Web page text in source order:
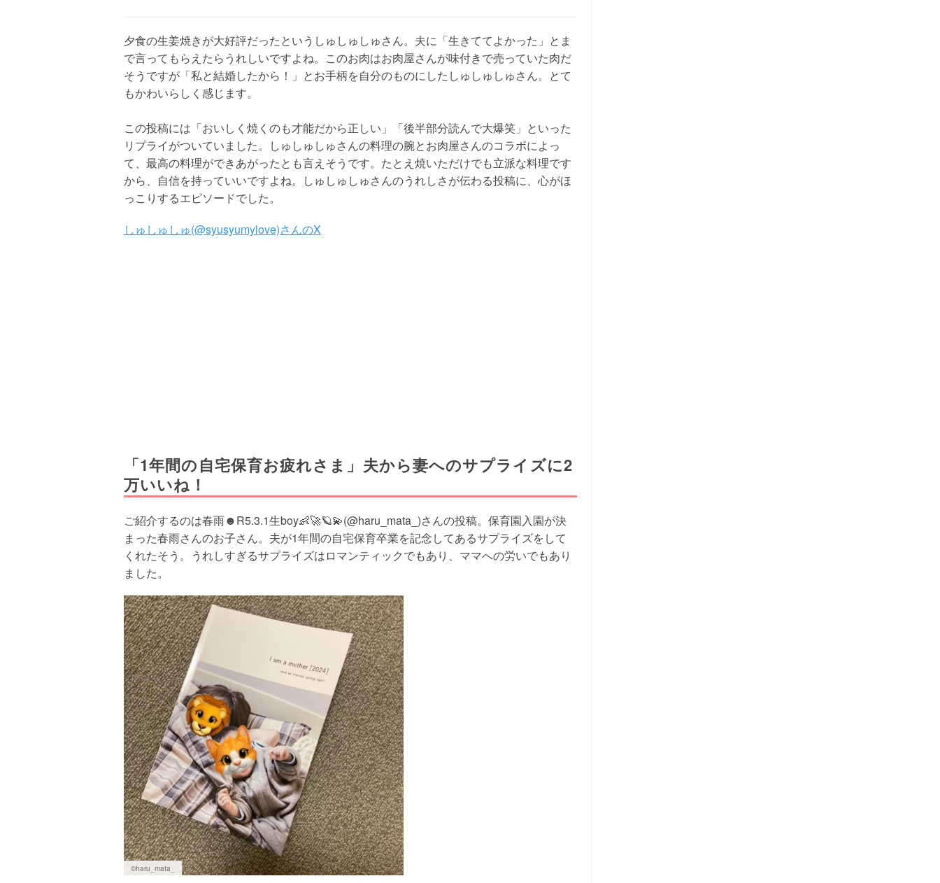
夕食の生姜焼きが大好評だったというしゅしゅしゅさん。夫に「生きててよかった」とま
で言ってもらえたらうれしいですよね。このお肉はお肉屋さんが味付きで売っていた肉だ
そうですが「私と結婚したから！」とお手柄を自分のものにしたしゅしゅしゅさん。とて
もかわいらしく感じます。
この投稿には「おいしく焼くのも才能だから正しい」「後半部分読んで大爆笑」といった
リプライがついていました。しゅしゅしゅさんの料理の腕とお肉屋さんのコラボによっ
て、最高の料理ができあがったとも言えそうです。たとえ焼いただけでも立派な料理です
から、自信を持っていいですよね。しゅしゅしゅさんのうれしさが伝わる投稿に、心がほ
っこりするエピソードでした。
しゅしゅしゅ(@syusyumylove)さんのX
「1年間の自宅保育お疲れさま」夫から妻へのサプライズに2
万いいね！
ご紹介するのは春雨☻R5.3.1生boy👶🚀🪐💫(@haru_mata_)さんの投稿。保育園入園が決
まった春雨さんのお子さん。夫が1年間の自宅保育卒業を記念してあるサプライズをして
くれたそう。うれしすぎるサプライズはロマンティックでもあり、ママへの労いでもあり
ました。
©haru_mata_